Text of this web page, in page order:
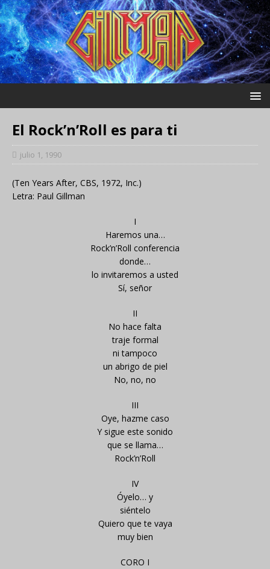
El Rock’n’Roll es para ti
julio 1, 1990
(Ten Years After, CBS, 1972, Inc.)
Letra: Paul Gillman
I
Haremos una…
Rock’n’Roll conferencia
donde…
lo invitaremos a usted
Sí, señor
II
No hace falta
traje formal
ni tampoco
un abrigo de piel
No, no, no
III
Oye, hazme caso
Y sigue este sonido
que se llama…
Rock’n’Roll
IV
Óyelo… y
siéntelo
Quiero que te vaya
muy bien
CORO I